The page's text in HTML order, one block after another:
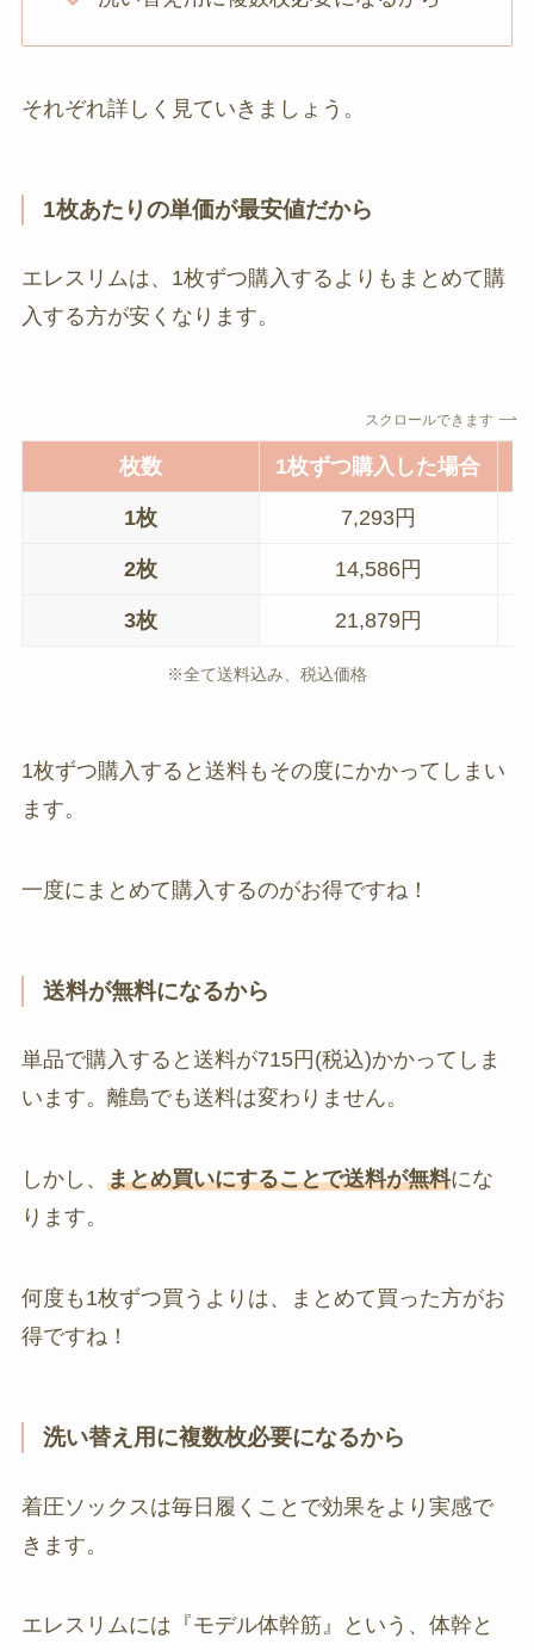
それぞれ詳しく見ていきましょう。
1枚あたりの単価が最安値だから
エレスリムは、1枚ずつ購入するよりもまとめて購
入する方が安くなります。
スクロールできます
枚数 1枚ずつ購入した場合
1枚 7,293円
2枚 14,586円
3枚 21,879円
※全て送料込み、税込価格
1枚ずつ購入すると送料もその度にかかってしまい
ます。
一度にまとめて購入するのがお得ですね！
送料が無料になるから
単品で購入すると送料が715円(税込)かかってしま
います。離島でも送料は変わりません。
しかし、 まとめ買いにすることで送料が無料にな
ります。
何度も1枚ずつ買うよりは、まとめて買った方がお
得ですね！
洗い替え用に複数枚必要になるから
着圧ソックスは毎日履くことで効果をより実感で
きます。
エレスリムには『モデル体幹筋』という、体幹と